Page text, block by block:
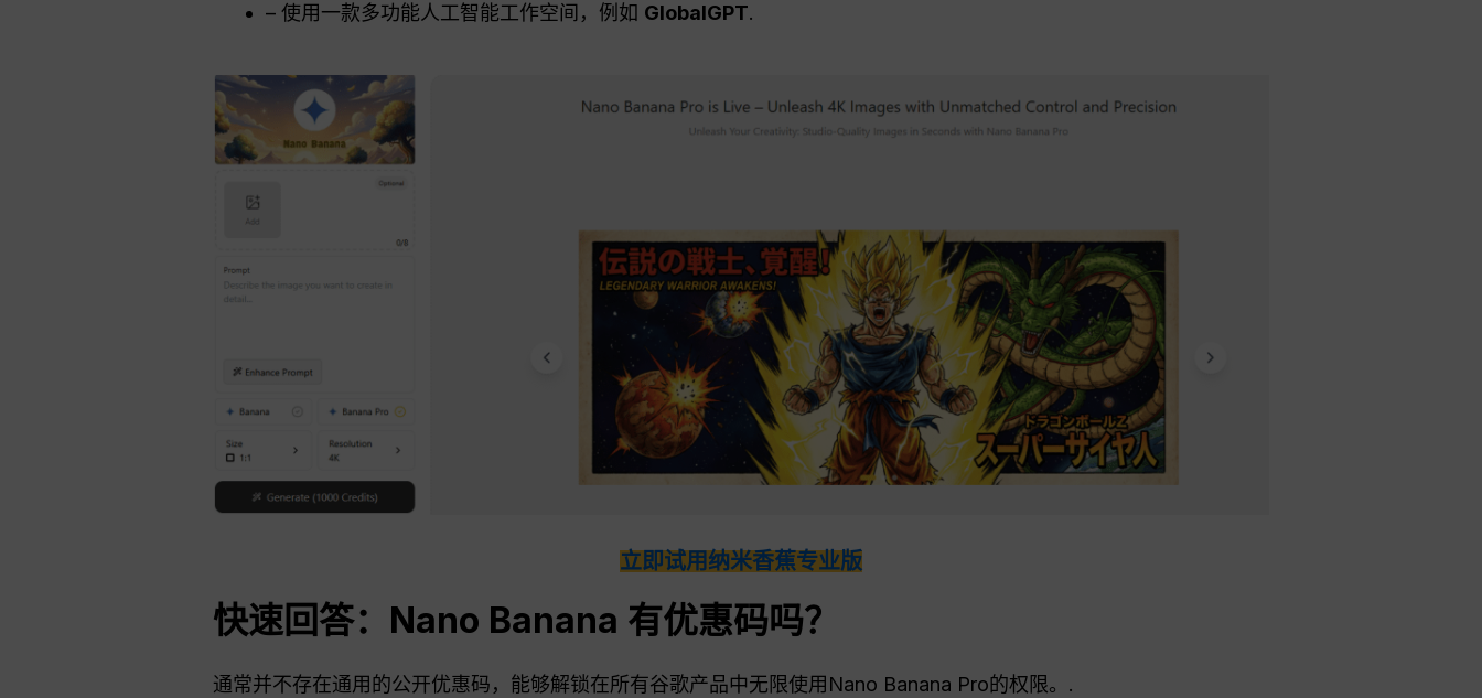
– 使用一款多功能人工智能工作空间，例如 GlobalGPT.
立即试用纳米香蕉专业版
快速回答：Nano Banana 有优惠码吗？
通常并不存在通用的公开优惠码，能够解锁在所有谷歌产品中无限使用Nano Banana Pro的权限。.